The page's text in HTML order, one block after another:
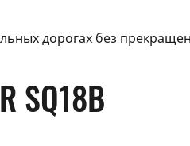
дорогах без
SQ18B